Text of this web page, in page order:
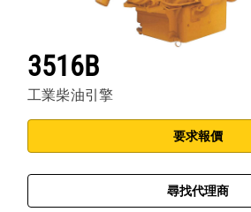
3516B
工業柴油引擎
要求報價
尋找代理商